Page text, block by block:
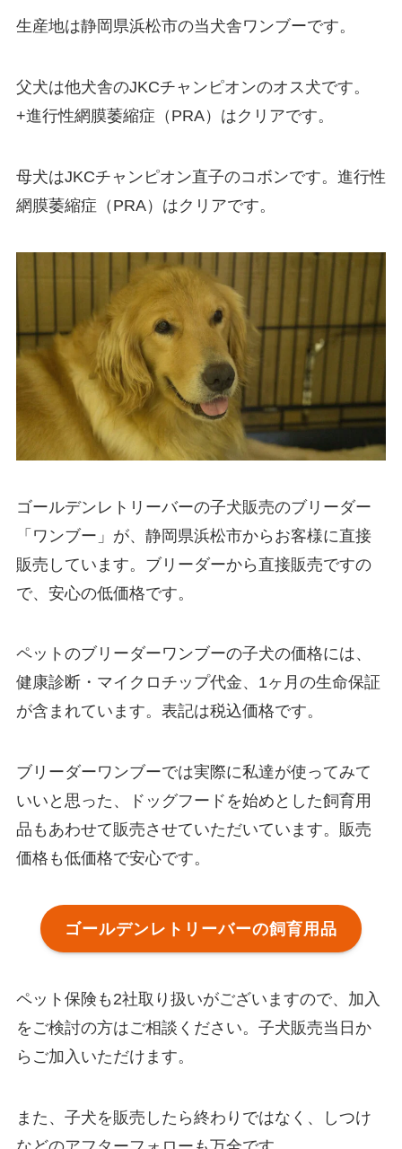
生産地は静岡県浜松市の当犬舎ワンブーです。
父犬は他犬舎のJKCチャンピオンのオス犬です。
+進行性網膜萎縮症（PRA）はクリアです。
母犬はJKCチャンピオン直子のコボンです。進行性
網膜萎縮症（PRA）はクリアです。
ゴールデンレトリーバーの子犬販売のブリーダー
「ワンブー」が、静岡県浜松市からお客様に直接
販売しています。ブリーダーから直接販売ですの
で、安心の低価格です。
ペットのブリーダーワンブーの子犬の価格には、
健康診断・マイクロチップ代金、1ヶ月の生命保証
が含まれています。表記は税込価格です。
ブリーダーワンブーでは実際に私達が使ってみて
いいと思った、ドッグフードを始めとした飼育用
品もあわせて販売させていただいています。販売
価格も低価格で安心です。
ゴールデンレトリーバーの飼育用品
ペット保険も2社取り扱いがございますので、加入
をご検討の方はご相談ください。子犬販売当日か
らご加入いただけます。
また、子犬を販売したら終わりではなく、しつけ